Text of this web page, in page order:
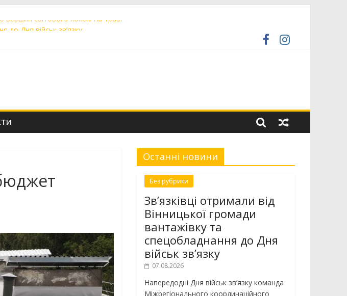
світового хокею на траві
бути обережними та інформує про ремонти на комунальних мережах
прибирання міста
Останні новини
Без рубрики
Зв’язківці отримали від
Вінницької громади
вантажівку та
спецобладнання до Дня
військ зв’язку
07.08.2026
Напередодні Дня військ зв’язку команда
Міжрегіонального координаційного